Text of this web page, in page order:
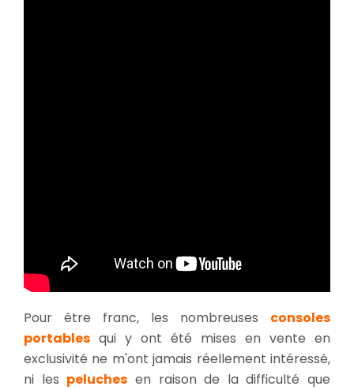
Pour être franc, les nombreuses consoles
portables qui y ont été mises en vente en
exclusivité ne m'ont jamais réellement intéressé,
ni les peluches en raison de la difficulté que